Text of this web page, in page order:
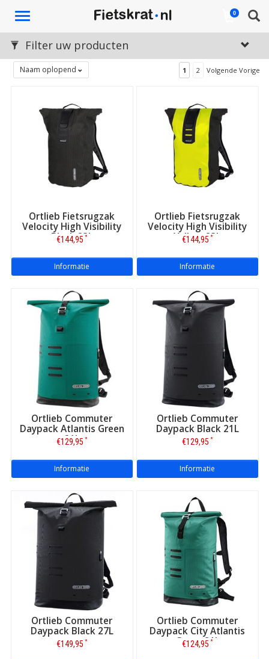
Toggle
0
Filter uw producten
Naam oplopend 1 2 Volgende Vorige
Ortlieb Fietsrugzak
Velocity High Visibility
Black 23L
€144,95 *
Informatie
Ortlieb Fietsrugzak
Velocity High Visibility
Yellow 23L
€144,95 *
Informatie
Ortlieb Commuter
Daypack Atlantis Green
21L
€129,95 *
Informatie
Ortlieb Commuter
Daypack Black 21L
€129,95 *
Informatie
Ortlieb Commuter
Daypack Black 27L
€149,95 *
Ortlieb Commuter
Daypack City Atlantis
Green 21L
€124,95 *